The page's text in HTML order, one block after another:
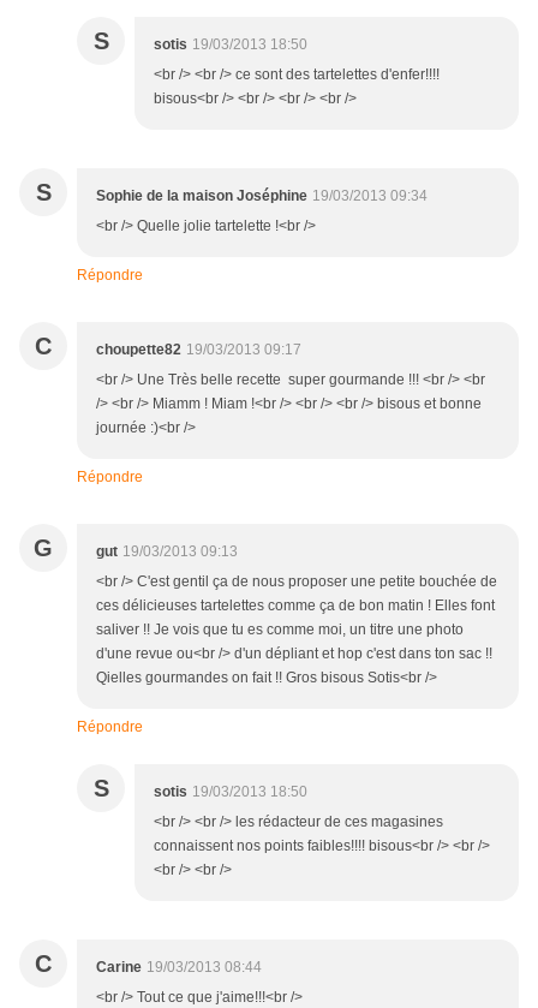
S sotis 19/03/2013 18:50
<br /> <br /> ce sont des tartelettes d'enfer!!!!
bisous<br /> <br /> <br /> <br />
S Sophie de la maison Joséphine 19/03/2013 09:34
<br /> Quelle jolie tartelette !<br />
Répondre
C choupette82 19/03/2013 09:17
<br /> Une Très belle recette super gourmande !!! <br /> <br
/> <br /> Miamm ! Miam !<br /> <br /> <br /> bisous et bonne
journée :)<br />
Répondre
G gut 19/03/2013 09:13
<br /> C'est gentil ça de nous proposer une petite bouchée de
ces délicieuses tartelettes comme ça de bon matin ! Elles font
saliver !! Je vois que tu es comme moi, un titre une photo
d'une revue ou<br /> d'un dépliant et hop c'est dans ton sac !!
Qielles gourmandes on fait !! Gros bisous Sotis<br />
Répondre
S sotis 19/03/2013 18:50
<br /> <br /> les rédacteur de ces magasines
connaissent nos points faibles!!!! bisous<br /> <br />
<br /> <br />
C Carine 19/03/2013 08:44
<br /> Tout ce que j'aime!!!<br />